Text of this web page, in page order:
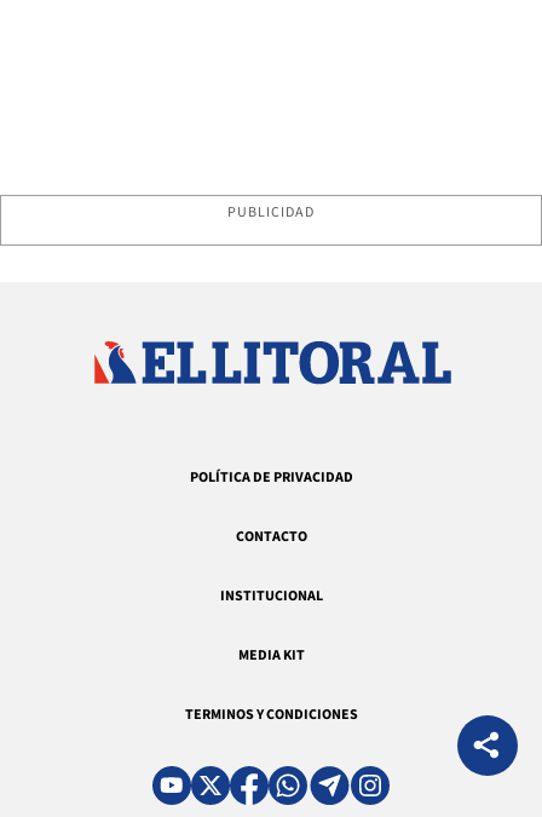
PUBLICIDAD
POLÍTICA DE PRIVACIDAD
CONTACTO
INSTITUCIONAL
MEDIA KIT
TERMINOS Y CONDICIONES